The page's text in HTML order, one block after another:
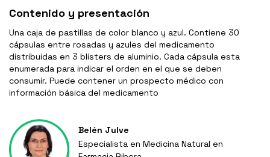
Contenido y presentación
Una caja de pastillas de color blanco y azul. Contiene 30
cápsulas entre rosadas y azules del medicamento
distribuidas en 3 blisters de aluminio. Cada cápsula esta
enumerada para indicar el orden en el que se deben
consumir. Puede contener un prospecto médico con
información básica del medicamento
Belén Julve
Especialista en Medicina Natural en